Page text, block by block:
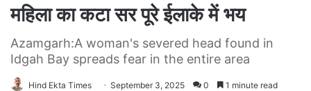
महिला का कटा सर पूरे ईलाके में भय
Azamgarh:A woman's severed head found in
Idgah Bay spreads fear in the entire area
Hind Ekta Times September 3, 2025 0 1 minute read